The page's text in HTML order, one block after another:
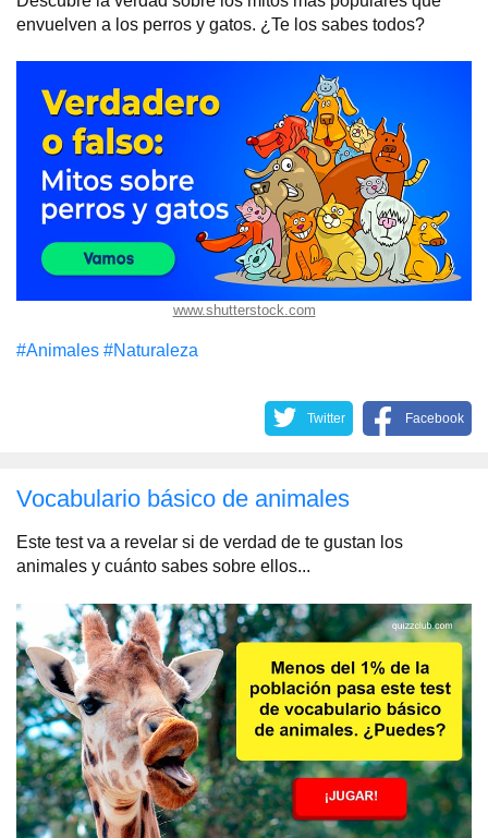
envuelven a los perros y gatos. ¿Te los sabes todos?
www.shutterstock.com
#Animales #Naturaleza
Twitter Facebook
Vocabulario básico de animales
Este test va a revelar si de verdad de te gustan los
animales y cuánto sabes sobre ellos...